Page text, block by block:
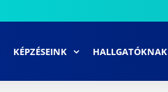
KÉPZÉSEINK HALLGATÓKNAK